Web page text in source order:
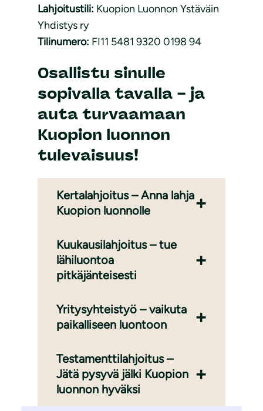
Lahjoitustili: Kuopion Luonnon Ystäväin
Yhdistys ry
Tilinumero: FI11 5481 9320 0198 94
Osallistu sinulle
sopivalla tavalla – ja
auta turvaamaan
Kuopion luonnon
tulevaisuus!
Kertalahjoitus – Anna lahja
Kuopion luonnolle
Kuukausilahjoitus – tue
lähiluontoa
pitkäjänteisesti
Yritysyhteistyö – vaikuta
paikalliseen luontoon
Testamenttilahjoitus –
Jätä pysyvä jälki Kuopion
luonnon hyväksi